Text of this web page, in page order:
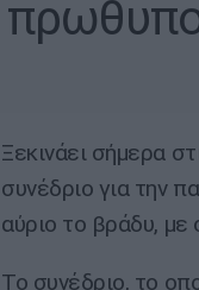
Ξεκινάει σήμερα
συνέδριο για την
αύριο το βράδυ,
Το συνέδριο, το